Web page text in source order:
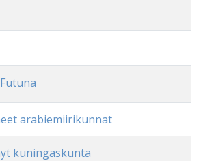
arabiemiirikunnat
kuningaskunta